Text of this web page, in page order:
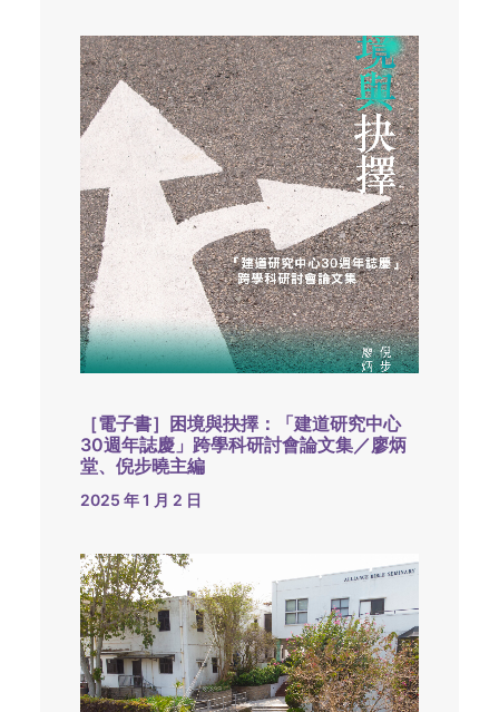
［電子書］困境與抉擇：「建道研究中心
30週年誌慶」跨學科研討會論文集／廖炳
堂、倪步曉主編
2025 年 1 月 2 日